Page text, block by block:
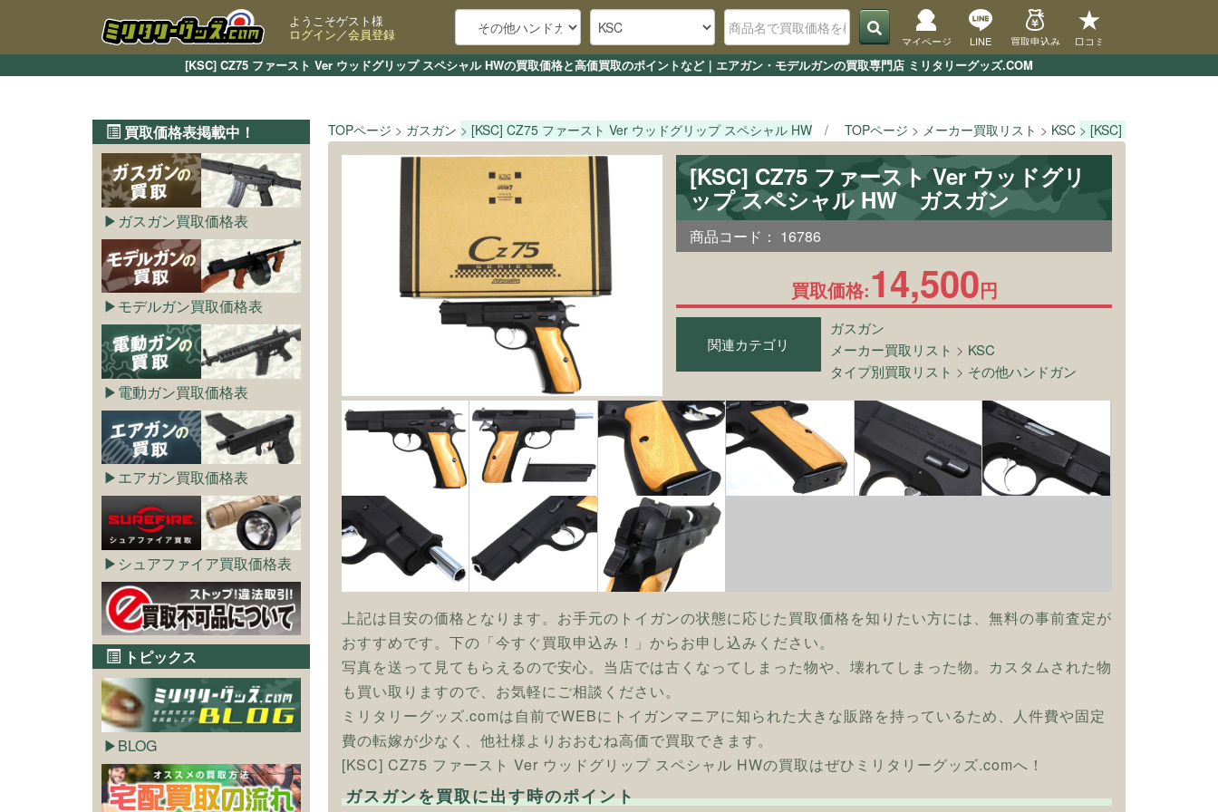
[KSC] CZ75 ファースト Ver ウッドグリップ スペシャル HWの買取価格と高価買取のポイントなど｜エアガン・モデルガンの買取専門店 ミリタリーグッズ.COM
ようこそゲスト様
ログイン／会員登録 マイページ LINE 買取申込み 口コミ
TOPページ ガスガン [KSC] CZ75 ファースト Ver ウッドグリップ スペシャル HW TOPページ メーカー買取リスト KSC [KSC] CZ75 ファー
[KSC] CZ75 ファースト Ver ウッドグリ
ップ スペシャル HW ガスガン
商品コード： 16786
買取価格:14,500円
関連カテゴリ
ガスガン
メーカー買取リスト > KSC
タイプ別買取リスト > その他ハンドガン
上記は目安の価格となります。お手元のトイガンの状態に応じた買取価格を知りたい方には、無料の事前査定が
おすすめです。下の「今すぐ買取申込み！」からお申し込みください。
写真を送って見てもらえるので安心。当店では古くなってしまった物や、壊れてしまった物。カスタムされた物
も買い取りますので、お気軽にご相談ください。
ミリタリーグッズ.comは自前でWEBにトイガンマニアに知られた大きな販路を持っているため、人件費や固定
費の転嫁が少なく、他社様よりおおむね高価で買取できます。
[KSC] CZ75 ファースト Ver ウッドグリップ スペシャル HWの買取はぜひミリタリーグッズ.comへ！
ガスガンを買取に出す時のポイント
買取価格表掲載中！
ガスガン買取価格表
モデルガン買取価格表
電動ガン買取価格表
エアガン買取価格表
シュアファイア買取価格表
トピックス
BLOG